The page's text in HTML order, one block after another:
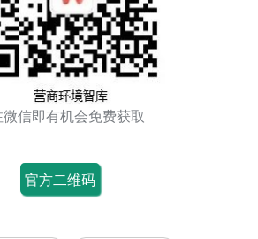
信即有机会免费获取
官方二维码